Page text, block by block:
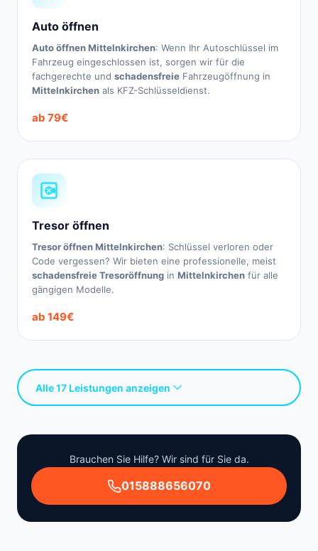
Auto öffnen
Auto öffnen Mittelnkirchen: Wenn Ihr Autoschlüssel im
Fahrzeug eingeschlossen ist, sorgen wir für die
fachgerechte und schadensfreie Fahrzeugöffnung in
Mittelnkirchen als KFZ-Schlüsseldienst.
ab 79€
Tresor öffnen
Tresor öffnen Mittelnkirchen: Schlüssel verloren oder
Code vergessen? Wir bieten eine professionelle, meist
schadensfreie Tresoröffnung in Mittelnkirchen für alle
gängigen Modelle.
ab 149€
Alle 17 Leistungen anzeigen
Brauchen Sie Hilfe? Wir sind für Sie da.
015888656070